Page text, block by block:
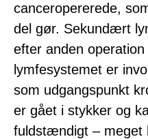
canceropererede,
del gør. Sekundært
efter anden
lymfesystemet er
som udgangspunkt
er gået i stykker og
fuldstændigt – meget